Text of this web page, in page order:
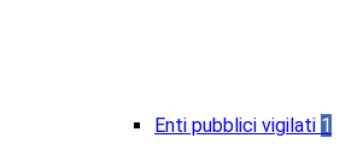
Enti pubblici vigilati 1